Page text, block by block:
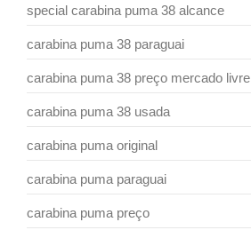
special carabina puma 38 alcance
carabina puma 38 paraguai
carabina puma 38 preço mercado livre
carabina puma 38 usada
carabina puma original
carabina puma paraguai
carabina puma preço